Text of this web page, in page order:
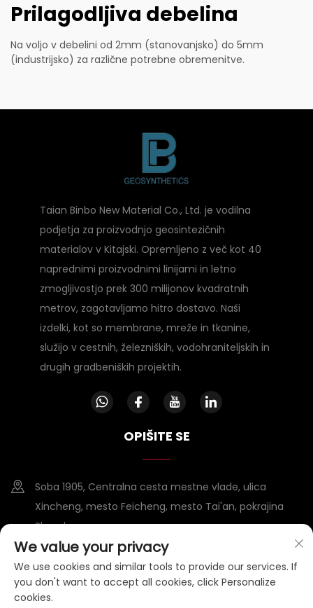
Prilagodljiva debelina
Na voljo v debelini od 2mm (stanovanjsko) do 5mm
(industrijsko) za različne potrebne obremenitve.
Taian Binbo New Material Co., Ltd. je vodilna
podjetja za proizvodnjo geosintezičnih
materialov v Kitajski. Opremljeno z več kot 40
naprednimi proizvodnimi linijami in letno
zmogljivostjo prek 300 milijonov kvadratnih
metrov, zagotavljamo hitro dostavo. Naši
izdelki, kot so membrane, mreže in tkanine,
služijo v cestnih, železniških, vodohraniteljskih in
drugih gradbeniških projektih.
OPIŠITE SE
Soba 1905, Centralna cesta mestne vlade, ulica
Xincheng, mesto Feicheng, mesto Tai'an, pokrajina
Shandong
+86-15953807388
[email protected]
We value your privacy
We use cookies and similar tools to provide our services. If
you don't want to accept all cookies, click Personalize
cookies.